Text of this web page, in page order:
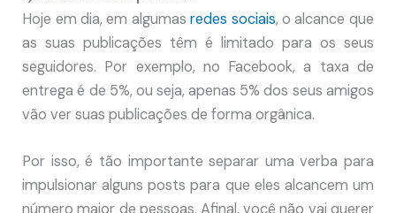
Hoje em dia, em algumas redes sociais, o alcance que
as suas publicações têm é limitado para os seus
seguidores. Por exemplo, no Facebook, a taxa de
entrega é de 5%, ou seja, apenas 5% dos seus amigos
vão ver suas publicações de forma orgânica.
Por isso, é tão importante separar uma verba para
impulsionar alguns posts para que eles alcancem um
número maior de pessoas. Afinal, você não vai querer